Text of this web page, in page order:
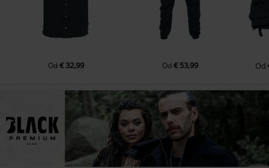
Od € 32,99 Od € 53,99 Od